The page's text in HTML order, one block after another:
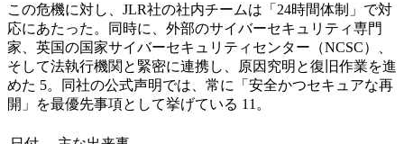
この危機に対し、JLR社の社内チームは「24時間体制」で対
応にあたった。同時に、外部のサイバーセキュリティ専門
家、英国の国家サイバーセキュリティセンター（NCSC）、
そして法執行機関と緊密に連携し、原因究明と復旧作業を進
めた 5。同社の公式声明では、常に「安全かつセキュアな再
開」を最優先事項として挙げている 11。